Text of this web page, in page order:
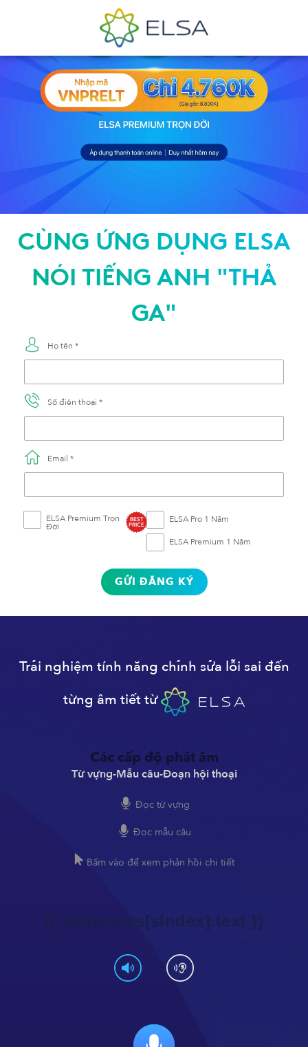
CÙNG ỨNG DỤNG ELSA
NÓI TIẾNG ANH "THẢ
GA"
Họ tên *
Số điện thoại *
Email *
ELSA Premium Trọn
Đời
BEST
PRICE ELSA Pro 1 Năm
ELSA Premium 1 Năm
GỬI ĐĂNG KÝ
Trải nghiệm tính năng chỉnh sửa lỗi sai đến
từng âm tiết từ
Các cấp độ phát âm
Từ vựng-Mẫu câu-Đoạn hội thoại
Đọc từ vựng
Đọc mẫu câu
Bấm vào để xem phản hồi chi tiết
{{ sentences[sIndex].text }}